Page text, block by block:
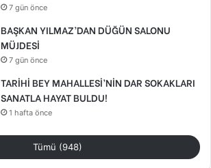
7 gün önce
BAŞKAN YILMAZ’DAN DÜĞÜN SALONU
MÜJDESİ
7 gün önce
TARİHİ BEY MAHALLESİ’NİN DAR SOKAKLARI
SANATLA HAYAT BULDU!
1 hafta önce
Tümü (948)